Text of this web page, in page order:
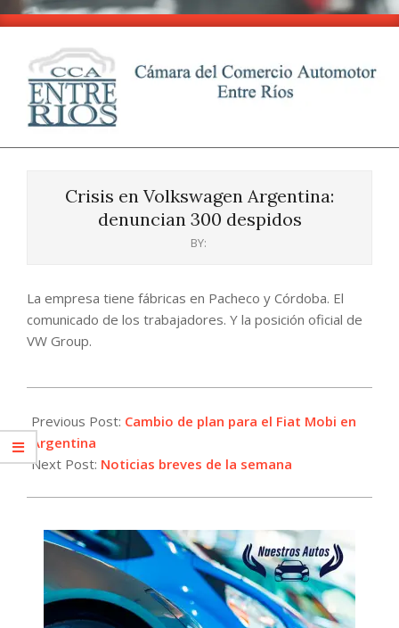
Skip
content
CCA
EntreCrisis en Volkswagen Argentina:
denuncian 300 despidos
BY:
La empresa tiene fábricas en Pacheco y Córdoba. El
comunicado de los trabajadores. Y la posición oficial de
VW Group.
08-
22
Previous Post: Cambio de plan para el Fiat Mobi en
Argentina
Next Post: Noticias breves de la semana